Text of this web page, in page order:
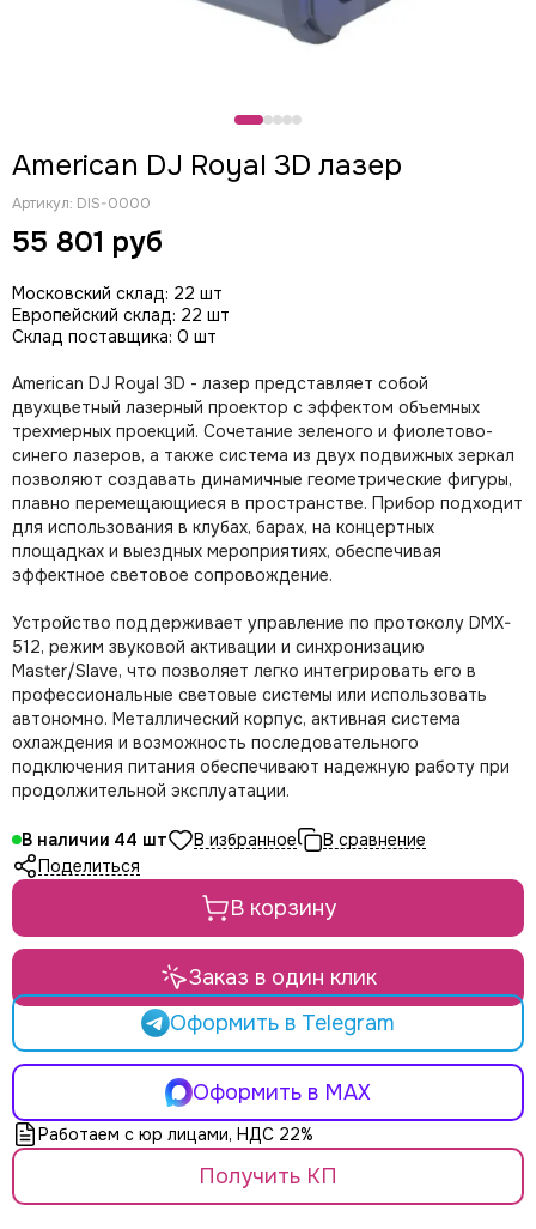
DJ POWER
Fine ART
Elation
EuroDj
EXE TECHNOLOGY (LITEC)
HazeBase
High End Systems
I LIGHTING
INVOLIGHT
JB LIGHTING
LE MAITRE
Le Mark
Light Sky
Light Union
Look Solutions
LevelUp цепные тали
MA Lighting
MAdrix
Magmatic FX
MLB
Neutron
NICOLAUDIE ARCHITECTURAL
Philips
Robert Juliat
PROLIGHTS
PROLYTE
ShowLight
American DJ Royal 3D лазер
Артикул: DIS-0000
55 801 руб
Московский склад: 22 шт
Европейский склад: 22 шт
Склад поставщика: 0 шт
American DJ Royal 3D - лазер представляет собой
двухцветный лазерный проектор с эффектом объемных
трехмерных проекций. Сочетание зеленого и фиолетово-
синего лазеров, а также система из двух подвижных зеркал
позволяют создавать динамичные геометрические фигуры,
плавно перемещающиеся в пространстве. Прибор подходит
для использования в клубах, барах, на концертных
площадках и выездных мероприятиях, обеспечивая
эффектное световое сопровождение.
Устройство поддерживает управление по протоколу DMX-
512, режим звуковой активации и синхронизацию
Master/Slave, что позволяет легко интегрировать его в
профессиональные световые системы или использовать
автономно. Металлический корпус, активная система
охлаждения и возможность последовательного
подключения питания обеспечивают надежную работу при
продолжительной эксплуатации.
В наличии 44
Поделиться
В корзину
Заказ в один клик
Оформить в Telegram
Оформить в MAX
Работаем с юр лицами, НДС 22%
Получить КП